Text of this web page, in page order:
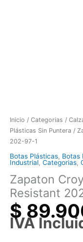
Inicio / Categorias /
Plásticas Sin Puntera /
202-97-1
Botas Plásticas, Botas
Industrial, Categorias,
Zapaton
Resistant
$
IVA
97-
1
cantidad